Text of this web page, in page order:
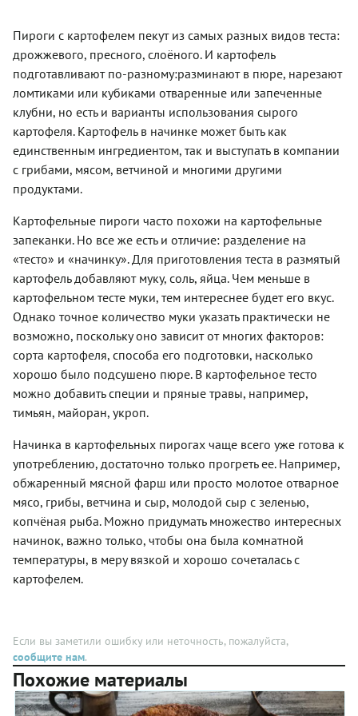
быстро и
просто.
самый
простой
вариант
—
приобрести
хорошим
составом,
без
добавок.
временем,
сделайте
домашнее,
и тогда
ваш
дрожжевой
пирог с
фаршем
и
картошкой
точно
получит
не только
будничного
стола.
замешивать
тесто на
основе
готового
картофельного
примеру,
осталось
от
вчерашнего
ужина —
так вы
значительно
сократите
себе
время.
Начинку
тоже
можно
приготовленную
чтобы к
приходу
гостей
только
отправить
пирог в
вкусен
теплым.
хорош
даже в
качестве
самостоятельного
блюда.
Пироги с картофелем пекут из самых разных видов теста:
дрожжевого, пресного, слоёного. И картофель
подготавливают по-разному:разминают в пюре, нарезают
ломтиками или кубиками отваренные или запеченные
клубни, но есть и варианты использования сырого
картофеля. Картофель в начинке может быть как
единственным ингредиентом, так и выступать в компании
с грибами, мясом, ветчиной и многими другими
продуктами.
Картофельные пироги часто похожи на картофельные
запеканки. Но все же есть и отличие: разделение на
«тесто» и «начинку». Для приготовления теста в размятый
картофель добавляют муку, соль, яйца. Чем меньше в
картофельном тесте муки, тем интереснее будет его вкус.
Однако точное количество муки указать практически не
возможно, поскольку оно зависит от многих факторов:
сорта картофеля, способа его подготовки, насколько
хорошо было подсушено пюре. В картофельное тесто
можно добавить специи и пряные травы, например,
тимьян, майоран, укроп.
Начинка в картофельных пирогах чаще всего уже готова к
употреблению, достаточно только прогреть ее. Например,
обжаренный мясной фарш или просто молотое отварное
мясо, грибы, ветчина и сыр, молодой сыр с зеленью,
копчёная рыба. Можно придумать множество интересных
начинок, важно только, чтобы она была комнатной
температуры, в меру вязкой и хорошо сочеталась с
картофелем.
Если вы заметили ошибку или неточность, пожалуйста,
сообщите нам.
Похожие материалы